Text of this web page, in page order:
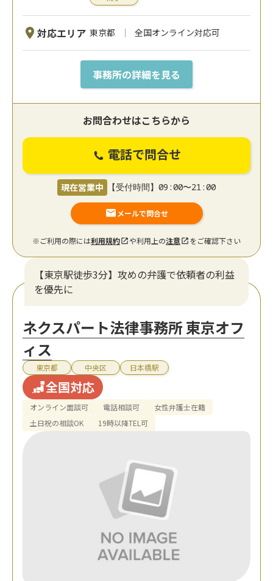
対応エリア 東京都 全国オンライン対応可
事務所の詳細を見る
お問合わせはこちらから
電話で問合せ
現在営業中 【受付時間】09:00〜21:00
メールで問合せ
※ご利用の際には利用規約 や利用上の注意 をご確認下さい
【東京駅徒歩3分】攻めの弁護で依頼者の利益
を優先に
ネクスパート法律事務所 東京オフ
ィス
東京都 中央区 日本橋駅
全国対応
オンライン面談可 電話相談可
女性弁護士在籍
土日祝の相談OK
19時以降TEL可